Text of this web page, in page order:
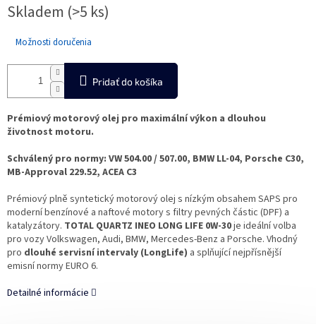
cena:
Skladem (>5 ks)
Možnosti doručenia
Pridať do košíka
Prémiový motorový olej pro maximální výkon a dlouhou
životnost motoru.
Schválený pro normy: VW 504.00 / 507.00, BMW LL-04, Porsche C30,
MB-Approval 229.52, ACEA C3
Prémiový plně syntetický motorový olej s nízkým obsahem SAPS pro
moderní benzínové a naftové motory s filtry pevných částic (DPF) a
katalyzátory. TOTAL QUARTZ INEO LONG LIFE 0W-30je ideální volba
pro vozy Volkswagen, Audi, BMW, Mercedes-Benz a Porsche. Vhodný
pro dlouhé servisní intervaly (LongLife) a splňující nejpřísnější
emisní normy EURO 6.
Detailné informácie